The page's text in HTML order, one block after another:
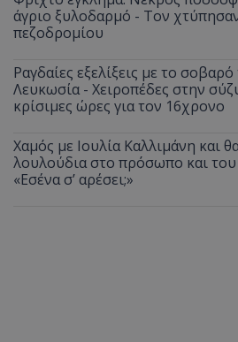
άγριο ξυλοδαρμό - Τον
πεζοδρομίου
Ραγδαίες εξελίξεις με το
Λευκωσία - Χειροπέδες στην
κρίσιμες ώρες για τον 16χρονο
Χαμός με Ιουλία Καλλιμάνη και
λουλούδια στο πρόσωπο και του
«Εσένα σ’ αρέσει;»